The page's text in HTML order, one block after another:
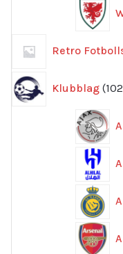
Retro
Klubblag